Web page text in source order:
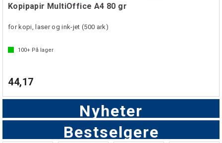
Kopipapir MultiOffice A4 80 gr
for kopi, laser og ink-jet (500 ark)
100+ På lager
44,17
Nyheter
Bestselgere